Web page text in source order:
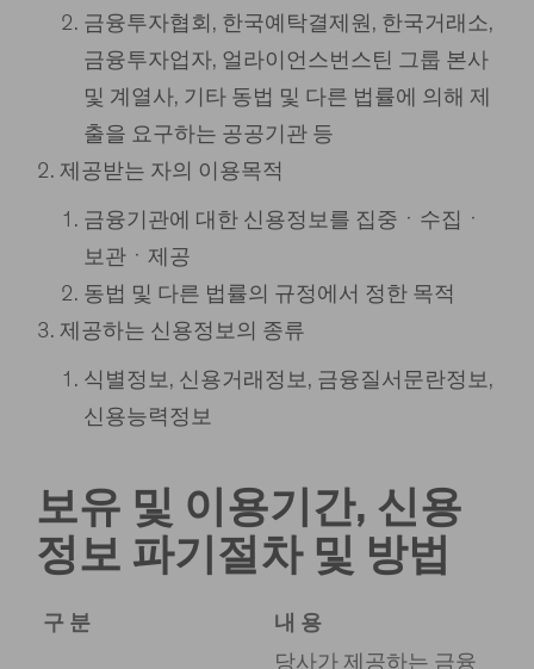
금융투자협회, 한국예탁결제원, 한국거래소,
금융투자업자, 얼라이언스번스틴 그룹 본사
및 계열사, 기타 동법 및 다른 법률에 의해 제
출을 요구하는 공공기관 등
제공받는 자의 이용목적
금융기관에 대한 신용정보를 집중ㆍ수집ㆍ
보관ㆍ제공
동법 및 다른 법률의 규정에서 정한 목적
제공하는 신용정보의 종류
식별정보, 신용거래정보, 금융질서문란정보,
신용능력정보
보유 및 이용기간, 신용
정보 파기절차 및 방법
구 분
내 용
당사가 제공하는 금융